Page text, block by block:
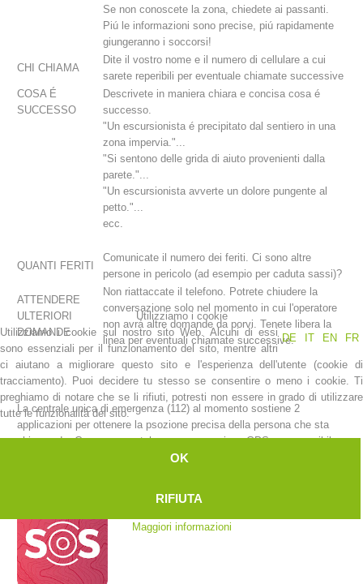
Stazioni del soccorso alpino
Se non conoscete la zona, chiedete ai passanti.
Piú le informazioni sono precise, piú rapidamente
giungeranno i soccorsi!
CHI CHIAMA
Dite il vostro nome e il numero di cellulare a cui
sarete reperibili per eventuale chiamate successive
COSA É
SUCCESSO
Descrivete in maniera chiara e concisa cosa é
successo.
"Un escursionista é precipitato dal sentiero in una
zona impervia."...
"Si sentono delle grida di aiuto provenienti dalla
parete."...
"Un escursionista avverte un dolore pungente al
petto."...
ecc.
QUANTI FERITI
Comunicate il numero dei feriti. Ci sono altre
persone in pericolo (ad esempio per caduta sassi)?
ATTENDERE
ULTERIORI
DOMANDE
Non riattaccate il telefono. Potrete chiudere la
conversazione solo nel momento in cui l'operatore
non avrá altre domande da porvi. Tenete libera la
linea per eventuali chiamate successive.
La centrale unica di emergenza (112) al momento sostiene 2
applicazioni per ottenere la psozione precisa della persona che sta
chiamando. Con uno smartphone a connessione GPS e se possibile
anche rete internet la centrale riceve la posizione esatta del
Utilizziamo i cookie
DE
IT EN FR
Utilizziamo i cookie sul nostro sito Web. Alcuni di essi
sono essenziali per il funzionamento del sito, mentre altri
ci aiutano a migliorare questo sito e l'esperienza dell'utente (cookie di
tracciamento). Puoi decidere tu stesso se consentire o meno i cookie. Ti
preghiamo di notare che se li rifiuti, potresti non essere in grado di utilizzare
tutte le funzionalità del sito.
OK
RIFIUTA
Maggiori informazioni